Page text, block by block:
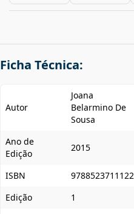
Ficha Técnica:
Autor
Joana
Belarmino De
Sousa
Ano de
Edição
2015
ISBN
9788523711122
Edição
1